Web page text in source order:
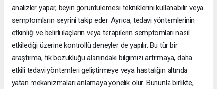
analizler yapar, beyin görüntülemesi tekniklerini kullanabilir veya
semptomların seyrini takip eder. Ayrıca, tedavi yöntemlerinin
etkinliği ve belirli ilaçların veya terapilerin semptomları nasıl
etkilediği üzerine kontrollü deneyler de yapılır. Bu tür bir
araştırma, tik bozukluğu alanındaki bilgimizi artırmaya, daha
etkili tedavi yöntemleri geliştirmeye veya hastalığın altında
yatan mekanizmaları anlamaya yönelik olur. Bununla birlikte,